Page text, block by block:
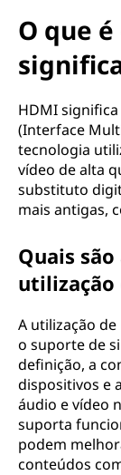
u
O que
HDMI
(Interface
tecnologia
vídeo de alta
substituto
mais antigas,
Quais
utilização
A utilização
o suporte de
definição, a
dispositivos e
áudio e vídeo
suporta
podem
conteúdos